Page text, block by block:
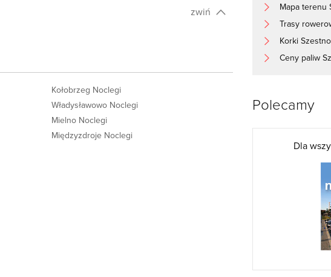
zwiń
Kołobrzeg Noclegi
Władysławowo Noclegi
Mielno Noclegi
Międzyzdroje Noclegi
Mapa terenu
Trasy
Korki Szestno
Ceny paliw
Polecamy
Dla